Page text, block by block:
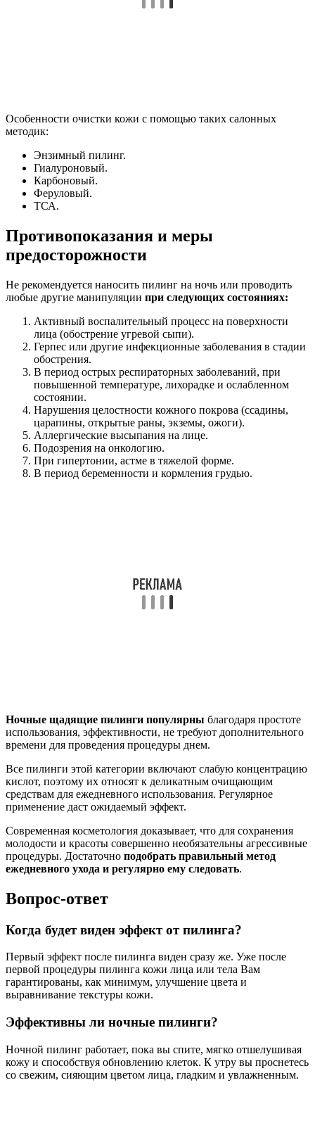
Особенности очистки кожи с помощью таких салонных
методик:
Энзимный пилинг.
Гиалуроновый.
Карбоновый.
Феруловый.
ТСА.
Противопоказания и меры
предосторожности
Не рекомендуется наносить пилинг на ночь или проводить
любые другие манипуляции при следующих состояниях:
Активный воспалительный процесс на поверхности
лица (обострение угревой сыпи).
Герпес или другие инфекционные заболевания в стадии
обострения.
В период острых респираторных заболеваний, при
повышенной температуре, лихорадке и ослабленном
состоянии.
Нарушения целостности кожного покрова (ссадины,
царапины, открытые раны, экземы, ожоги).
Аллергические высыпания на лице.
Подозрения на онкологию.
При гипертонии, астме в тяжелой форме.
В период беременности и кормления грудью.
Ночные щадящие пилинги популярны благодаря простоте
использования, эффективности, не требуют дополнительного
времени для проведения процедуры днем.
Все пилинги этой категории включают слабую концентрацию
кислот, поэтому их относят к деликатным очищающим
средствам для ежедневного использования. Регулярное
применение даст ожидаемый эффект.
Современная косметология доказывает, что для сохранения
молодости и красоты совершенно необязательны агрессивные
процедуры. Достаточно подобрать правильный метод
ежедневного ухода и регулярно ему следовать.
Вопрос-ответ
Когда будет виден эффект от пилинга?
Первый эффект после пилинга виден сразу же. Уже после
первой процедуры пилинга кожи лица или тела Вам
гарантированы, как минимум, улучшение цвета и
выравнивание текстуры кожи.
Эффективны ли ночные пилинги?
Ночной пилинг работает, пока вы спите, мягко отшелушивая
кожу и способствуя обновлению клеток. К утру вы проснетесь
со свежим, сияющим цветом лица, гладким и увлажненным.